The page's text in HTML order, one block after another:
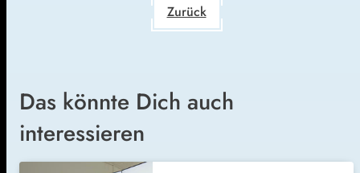
Zurück
Das könnte Dich auch
interessieren